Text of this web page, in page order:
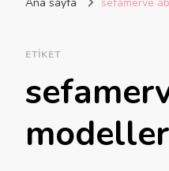
ETIKET